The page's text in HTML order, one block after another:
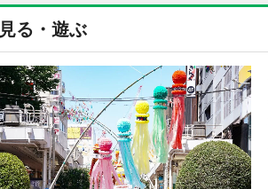
見る・遊ぶ